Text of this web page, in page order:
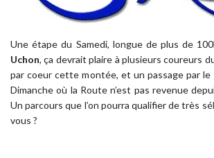
Une étape du Samedi, longue de plus de
Uchon, ça devrait plaire à plusieurs coureurs
par coeur cette montée, et un passage par le
Dimanche où la Route n’est pas revenue
Un parcours que l’on pourra qualifier de très
vous ?